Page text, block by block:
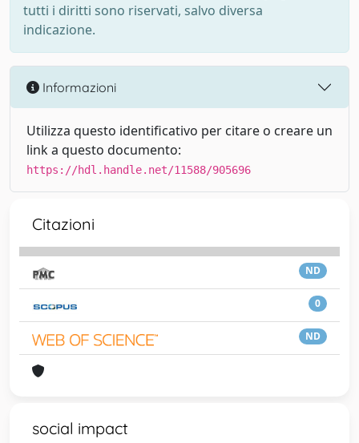
tutti i diritti sono riservati, salvo diversa
indicazione.
Informazioni
Utilizza questo identificativo per citare o creare un
link a questo documento:
https://hdl.handle.net/11588/905696
Citazioni
ND
0
ND
social impact